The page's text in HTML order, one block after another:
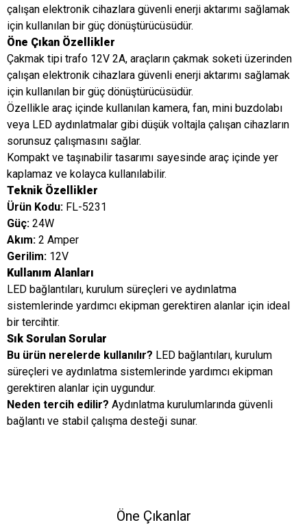
çalışan elektronik cihazlara güvenli enerji aktarımı sağlamak
için kullanılan bir güç dönüştürücüsüdür.
Öne Çıkan Özellikler
Çakmak tipi trafo 12V 2A, araçların çakmak soketi üzerinden
çalışan elektronik cihazlara güvenli enerji aktarımı sağlamak
için kullanılan bir güç dönüştürücüsüdür.
Özellikle araç içinde kullanılan kamera, fan, mini buzdolabı
veya LED aydınlatmalar gibi düşük voltajla çalışan cihazların
sorunsuz çalışmasını sağlar.
Kompakt ve taşınabilir tasarımı sayesinde araç içinde yer
kaplamaz ve kolayca kullanılabilir.
Teknik Özellikler
Ürün Kodu: FL-5231
Güç: 24W
Akım: 2 Amper
Gerilim: 12V
Kullanım Alanları
LED bağlantıları, kurulum süreçleri ve aydınlatma
sistemlerinde yardımcı ekipman gerektiren alanlar için ideal
bir tercihtir.
Sık Sorulan Sorular
Bu ürün nerelerde kullanılır? LED bağlantıları, kurulum
süreçleri ve aydınlatma sistemlerinde yardımcı ekipman
gerektiren alanlar için uygundur.
Neden tercih edilir? Aydınlatma kurulumlarında güvenli
bağlantı ve stabil çalışma desteği sunar.
Öne Çıkanlar